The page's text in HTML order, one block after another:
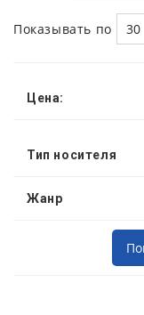
Показывать по 30
Цена:
Тип носителя
Жанр